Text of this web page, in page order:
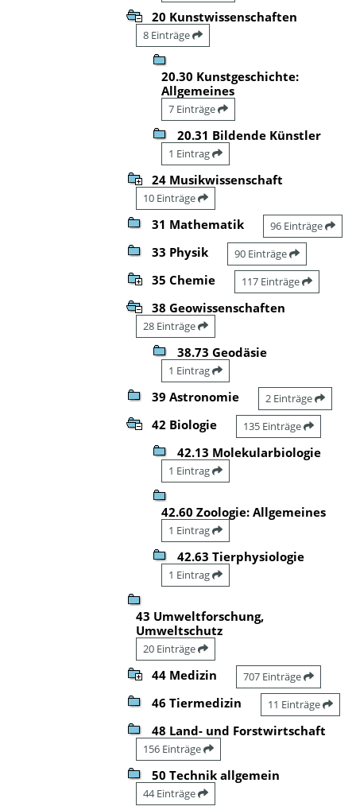
20 Kunstwissenschaften
8 Einträge
20.30 Kunstgeschichte:
Allgemeines
7 Einträge
20.31 Bildende Künstler
1 Eintrag
24 Musikwissenschaft
10 Einträge
31 Mathematik 96 Einträge
33 Physik 90 Einträge
35 Chemie 117 Einträge
38 Geowissenschaften
28 Einträge
38.73 Geodäsie
1 Eintrag
39 Astronomie 2 Einträge
42 Biologie 135 Einträge
42.13 Molekularbiologie
1 Eintrag
42.60 Zoologie: Allgemeines
1 Eintrag
42.63 Tierphysiologie
1 Eintrag
43 Umweltforschung,
Umweltschutz
20 Einträge
44 Medizin 707 Einträge
46 Tiermedizin 11 Einträge
48 Land- und Forstwirtschaft
156 Einträge
50 Technik allgemein
44 Einträge